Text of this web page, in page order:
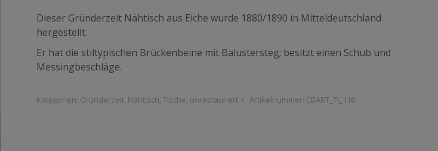
Dieser Gründerzeit Nähtisch aus Eiche wurde 1880/1890 in Mitteldeutschland
hergestellt.
Er hat die stiltypischen Brückenbeine mit Balustersteg; besitzt einen Schub und
Messingbeschläge.
Kategorien: Gründerzeit, Nähtisch, Tische, unrestauriert Artikelnummer: CBART_TI_116